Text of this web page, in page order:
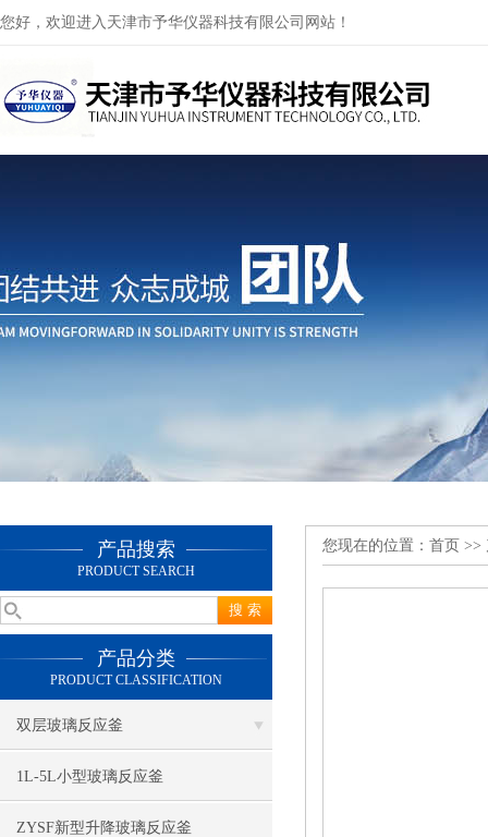
您好，欢迎进入天津市予华仪器科技有限公司网站！
产品搜索
PRODUCT SEARCH
产品分类
PRODUCT CLASSIFICATION
双层玻璃反应釜
1L-5L小型玻璃反应釜
ZYSF新型升降玻璃反应釜
您现在的位置： 首页 >>